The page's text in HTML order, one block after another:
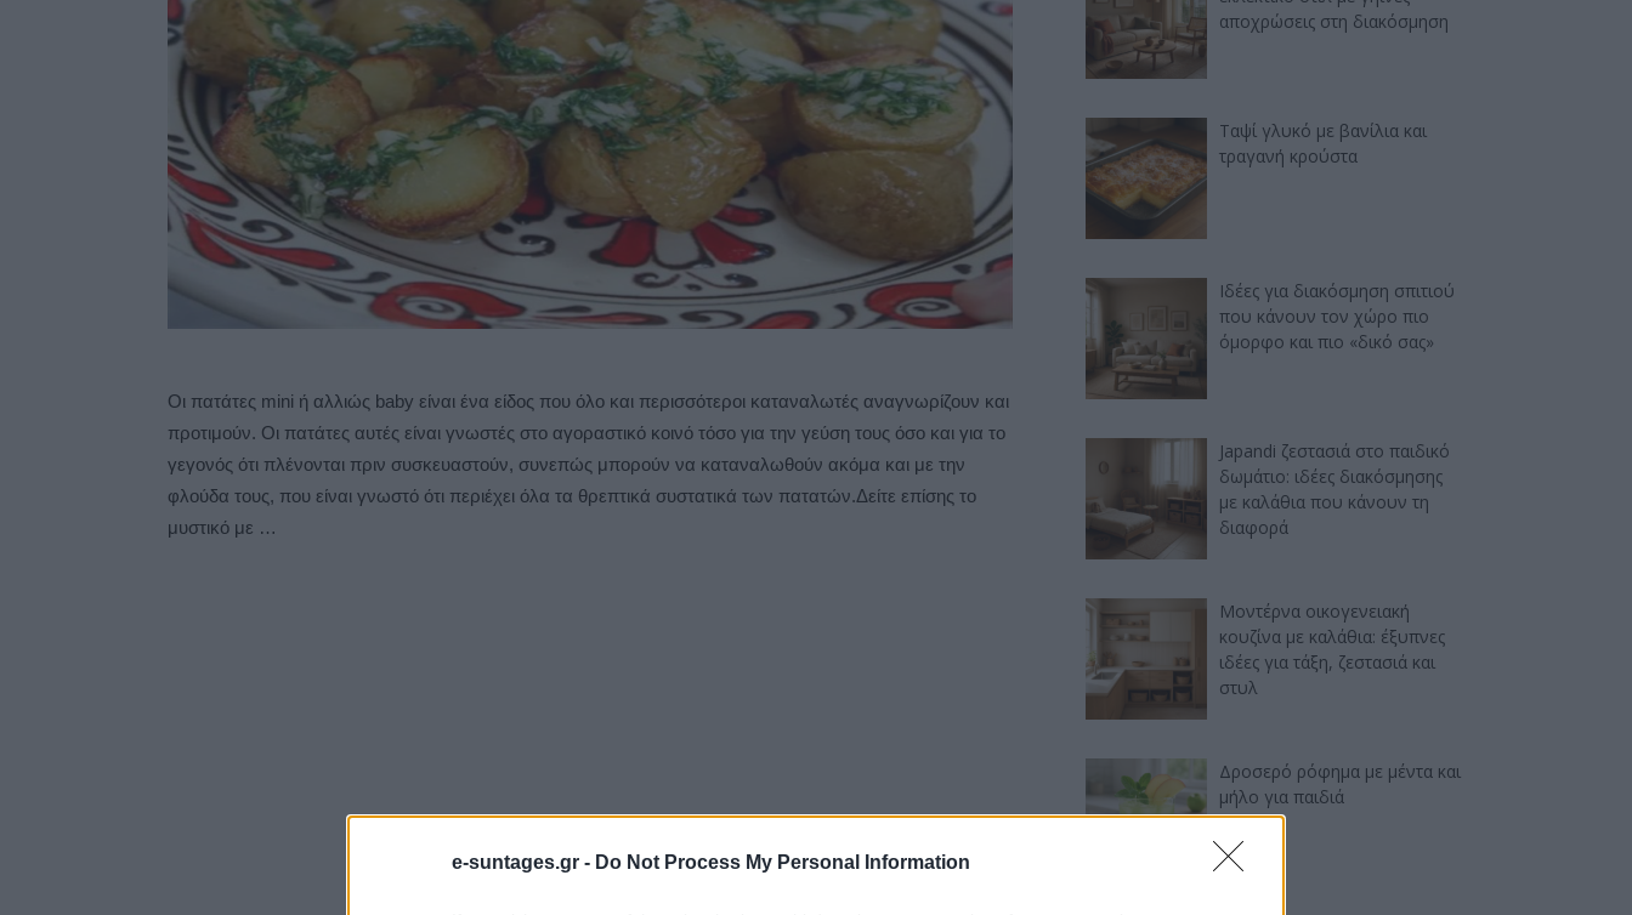
e-suntages.gr - Do Not Process My Personal Information
Οι πατάτες mini ή αλλιώς baby είναι ένα είδος που όλο και περισσότεροι καταναλωτές αναγνωρίζουν και
προτιμούν. Οι πατάτες αυτές είναι γνωστές στο αγοραστικό κοινό τόσο για την γεύση τους όσο και για το
γεγονός ότι πλένονται πριν συσκευαστούν, συνεπώς μπορούν να καταναλωθούν ακόμα και με την
φλούδα τους, που είναι γνωστό ότι περιέχει όλα τα θρεπτικά συστατικά των πατατών.Δείτε επίσης το
μυστικό με …
αποχρώσεις στη διακόσμηση
Ταψί γλυκό με βανίλια και
τραγανή κρούστα
Ιδέες για διακόσμηση σπιτιού
που κάνουν τον χώρο πιο
όμορφο και πιο «δικό σας»
Japandi ζεστασιά στο παιδικό
δωμάτιο: ιδέες διακόσμησης
με καλάθια που κάνουν τη
διαφορά
Μοντέρνα οικογενειακή
κουζίνα με καλάθια: έξυπνες
ιδέες για τάξη, ζεστασιά και
στυλ
Δροσερό ρόφημα με μέντα και
μήλο για παιδιά